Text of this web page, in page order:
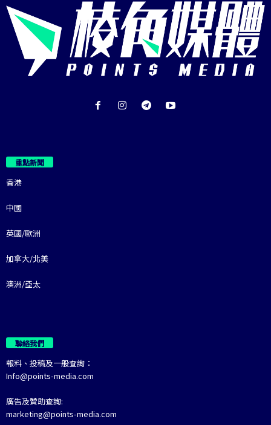
重點新聞
香港
中國
英國/歐洲
加拿大/北美
澳洲/亞太
聯絡我們
報料、投稿及一般查詢：
Info@points-media.com
廣告及贊助查詢:
marketing@points-media.com